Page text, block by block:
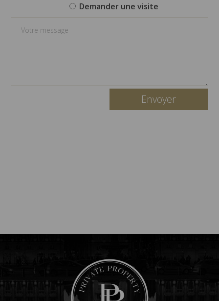
Demander une visite